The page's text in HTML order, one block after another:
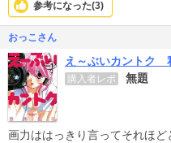
にも関わらず、中年男性がそ
で裸にして風呂に入れるシー
ら、一緒に風呂に入るシーンも
一緒のベッドで眠るシーンもあ
また、子どもが保護されてから
彼シャツスタイルで、子どもが
参考になった(3)
おっこさん
え～ぶいカントク
購入者レポ 無題
画力ははっきり言ってそれほ